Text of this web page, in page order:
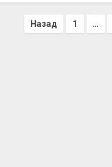
Назад 1 …